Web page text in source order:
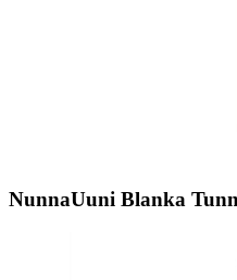
NunnaUuni Blanka